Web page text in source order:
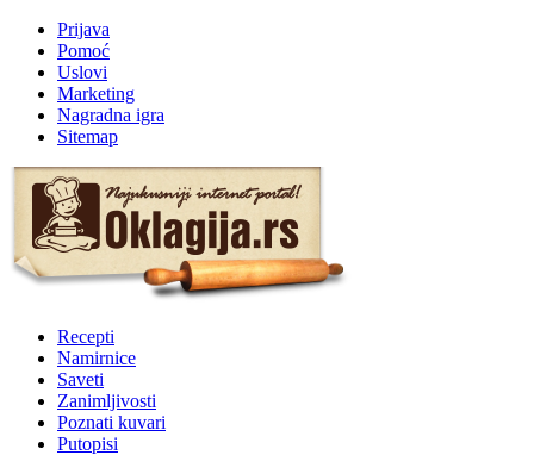
Prijava
Pomoć
Uslovi
Marketing
Nagradna igra
Sitemap
Recepti
Namirnice
Saveti
Zanimljivosti
Poznati kuvari
Putopisi